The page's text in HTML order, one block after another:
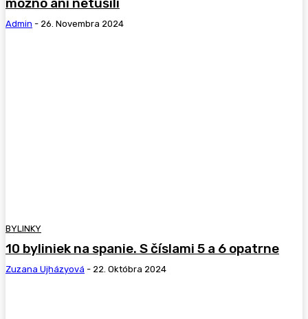
možno ani netušili
Admin - 26. Novembra 2024
BYLINKY
10 byliniek na spanie. S číslami 5 a 6 opatrne
Zuzana Ujházyová - 22. Októbra 2024